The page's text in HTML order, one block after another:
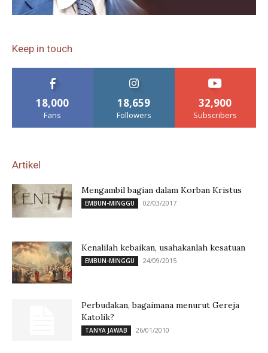
Keep in touch
18,000
Fans
18,659
Followers
32,900
Subscribers
Artikel
Mengambil bagian dalam Korban Kristus
EMBUN-MINGGU 02/03/2017
Kenalilah kebaikan, usahakanlah kesatuan
EMBUN-MINGGU 24/09/2015
Perbudakan, bagaimana menurut Gereja
Katolik?
TANYA JAWAB 26/01/2010